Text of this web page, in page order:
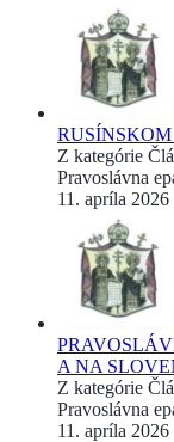
Z kategórie
Pravoslávna
11. apríla 2026
A NA
Z kategórie
Pravoslávna
11. apríla 2026